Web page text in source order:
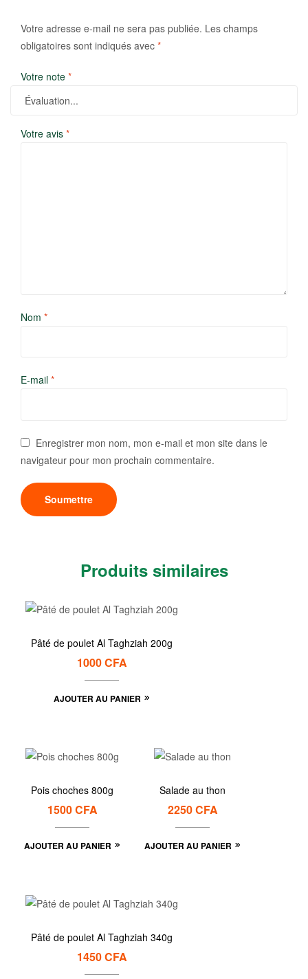
Votre adresse e-mail ne sera pas publiée. Les champs
obligatoires sont indiqués avec *
Votre note *
Votre avis *
Nom *
E-mail *
Enregistrer mon nom, mon e-mail et mon site dans le
navigateur pour mon prochain commentaire.
Produits similaires
Pâté de poulet Al Taghziah 200g
1000CFA
AJOUTER AU PANIER
Pois choches 800g
1500CFA
AJOUTER AU PANIER
Salade au thon
2250CFA
AJOUTER AU PANIER
Pâté de poulet Al Taghziah 340g
1450CFA